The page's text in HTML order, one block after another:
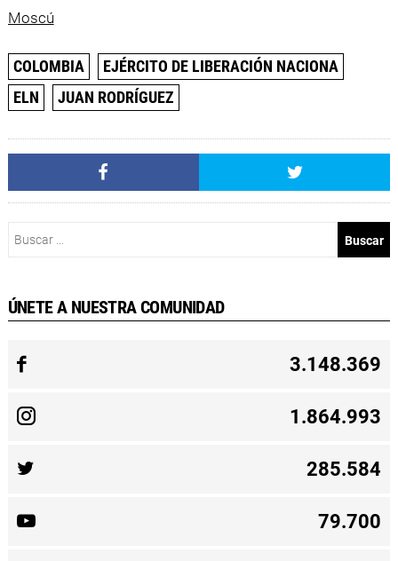
Moscú
COLOMBIA
EJÉRCITO DE LIBERACIÓN NACIONA
ELN
JUAN RODRÍGUEZ
ÚNETE A NUESTRA COMUNIDAD
3.148.369
1.864.993
285.584
79.700